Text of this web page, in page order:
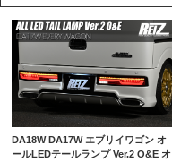
DA18W DA17W エブリイワゴン オ
ールLEDテールランプ Ver.2 O&E オ